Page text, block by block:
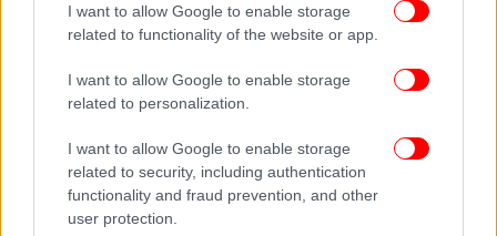
I want to allow Google to enable storage
related to functionality of the website or app.
I want to allow Google to enable storage
related to personalization.
I want to allow Google to enable storage
related to security, including authentication
functionality and fraud prevention, and other
user protection.